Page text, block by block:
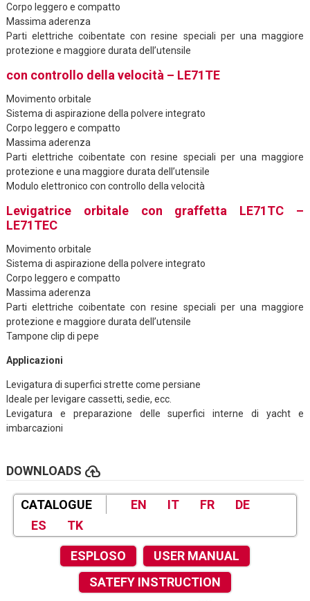
Corpo leggero e compatto
Massima aderenza
Parti elettriche coibentate con resine speciali per una maggiore
protezione e maggiore durata dell’utensile
con controllo della velocità – LE71TE
Movimento orbitale
Sistema di aspirazione della polvere integrato
Corpo leggero e compatto
Massima aderenza
Parti elettriche coibentate con resine speciali per una maggiore
protezione e una maggiore durata dell’utensile
Modulo elettronico con controllo della velocità
Levigatrice orbitale con graffetta LE71TC –
LE71TEC
Movimento orbitale
Sistema di aspirazione della polvere integrato
Corpo leggero e compatto
Massima aderenza
Parti elettriche coibentate con resine speciali per una maggiore
protezione e maggiore durata dell’utensile
Tampone clip di pepe
Applicazioni
Levigatura di superfici strette come persiane
Ideale per levigare cassetti, sedie, ecc.
Levigatura e preparazione delle superfici interne di yacht e
imbarcazioni
DOWNLOADS cloud_upload
CATALOGUE EN IT FR
DE
ES
TK
ESPLOSO
USER MANUAL
SATEFY INSTRUCTION